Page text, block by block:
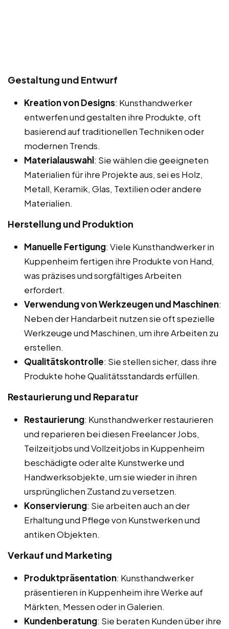
Gestaltung und Entwurf
Kreation von Designs: Kunsthandwerker
entwerfen und gestalten ihre Produkte, oft
basierend auf traditionellen Techniken oder
modernen Trends.
Materialauswahl: Sie wählen die geeigneten
Materialien für ihre Projekte aus, sei es Holz,
Metall, Keramik, Glas, Textilien oder andere
Materialien.
Herstellung und Produktion
Manuelle Fertigung: Viele Kunsthandwerker in
Kuppenheim fertigen ihre Produkte von Hand,
was präzises und sorgfältiges Arbeiten
erfordert.
Verwendung von Werkzeugen und Maschinen:
Neben der Handarbeit nutzen sie oft spezielle
Werkzeuge und Maschinen, um ihre Arbeiten zu
erstellen.
Qualitätskontrolle: Sie stellen sicher, dass ihre
Produkte hohe Qualitätsstandards erfüllen.
Restaurierung und Reparatur
Restaurierung: Kunsthandwerker restaurieren
und reparieren bei diesen Freelancer Jobs,
Teilzeitjobs und Vollzeitjobs in Kuppenheim
beschädigte oder alte Kunstwerke und
Handwerksobjekte, um sie wieder in ihren
ursprünglichen Zustand zu versetzen.
Konservierung: Sie arbeiten auch an der
Erhaltung und Pflege von Kunstwerken und
antiken Objekten.
Verkauf und Marketing
Produktpräsentation: Kunsthandwerker
präsentieren in Kuppenheim ihre Werke auf
Märkten, Messen oder in Galerien.
Kundenberatung: Sie beraten Kunden über ihre